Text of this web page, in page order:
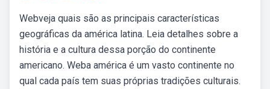
Webveja quais são as principais características
geográficas da américa latina. Leia detalhes sobre a
história e a cultura dessa porção do continente
americano. Weba américa é um vasto continente no
qual cada país tem suas próprias tradições culturais.